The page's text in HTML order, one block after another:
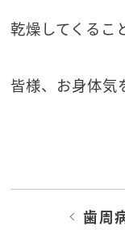
乾燥してくるこ
皆様、お身体気
ス
歯周